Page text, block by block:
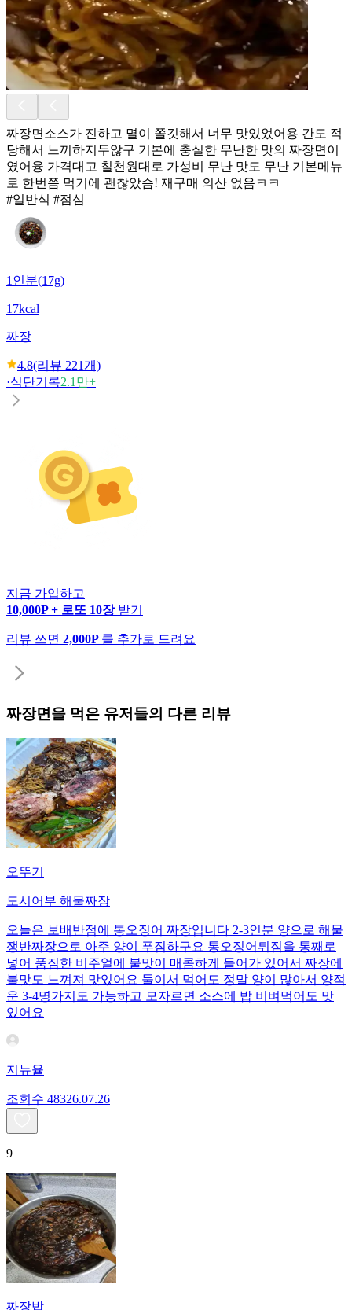
짜장면소스가 진하고 멸이 쫄깃해서 너무 맛있었어용 간도 적
당해서 느끼하지두않구 기본에 충실한 무난한 맛의 짜장면이
였어융 가격대고 칠천원대로 가성비 무난 맛도 무난 기본메뉴
로 한번쯤 먹기에 괜찮았슴! 재구매 의산 없음ㅋㅋ
#일반식 #점심
1인분(17g)
17kcal
짜장
4.8(리뷰 221개)
·식단기록2.1만+
지금 가입하고
10,000P + 로또 10장 받기
리뷰 쓰면 2,000P 를 추가로 드려요
짜장면 을 먹은 유저들의 다른 리뷰
오뚜기
도시어부 해물짜장
오늘은 보배반점에 통오징어 짜장입니다 2-3인분 양으로 해물
쟁반짜장으로 아주 양이 푸짐하구요 통오징어튀짐을 통째로
넣어 품짐한 비주얼에 불맛이 매콤하게 들어가 있어서 짜장에
불맛도 느껴져 맛있어요 둘이서 먹어도 정말 양이 많아서 양적
운 3-4명가지도 가능하고 모자르면 소스에 밥 비벼먹어도 맛
있어요
지뉴율
조회수 48326.07.26
9
짜장밥